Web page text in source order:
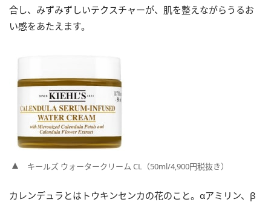
合し、みずみずしいテクスチャーが、肌を整えながらうるお
い感をあたえます。
キールズ ウォータークリーム CL（50ml/4,900円税抜き）
カレンデュラとはトウキンセンカの花のこと。αアミリン、β